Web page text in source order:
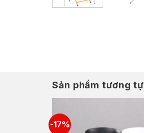
Sản phẩm tương tự
-17%